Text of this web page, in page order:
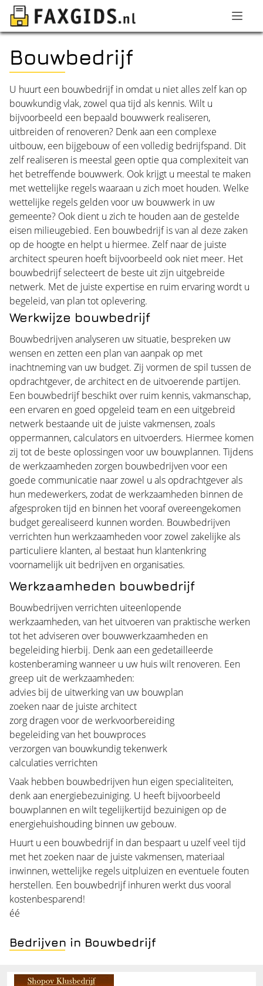
Bouwbedrijf
U huurt een bouwbedrijf in omdat u niet alles zelf kan op
bouwkundig vlak, zowel qua tijd als kennis. Wilt u
bijvoorbeeld een bepaald bouwwerk realiseren,
uitbreiden of renoveren? Denk aan een complexe
uitbouw, een bijgebouw of een volledig bedrijfspand. Dit
zelf realiseren is meestal geen optie qua complexiteit van
het betreffende bouwwerk. Ook krijgt u meestal te maken
met wettelijke regels waaraan u zich moet houden. Welke
wettelijke regels gelden voor uw bouwwerk in uw
gemeente? Ook dient u zich te houden aan de gestelde
eisen milieugebied. Een bouwbedrijf is van al deze zaken
op de hoogte en helpt u hiermee. Zelf naar de juiste
architect speuren hoeft bijvoorbeeld ook niet meer. Het
bouwbedrijf selecteert de beste uit zijn uitgebreide
netwerk. Met de juiste expertise en ruim ervaring wordt u
begeleid, van plan tot oplevering.
Werkwijze bouwbedrijf
Bouwbedrijven analyseren uw situatie, bespreken uw
wensen en zetten een plan van aanpak op met
inachtneming van uw budget. Zij vormen de spil tussen de
opdrachtgever, de architect en de uitvoerende partijen.
Een bouwbedrijf beschikt over ruim kennis, vakmanschap,
een ervaren en goed opgeleid team en een uitgebreid
netwerk bestaande uit de juiste vakmensen, zoals
oppermannen, calculators en uitvoerders. Hiermee komen
zij tot de beste oplossingen voor uw bouwplannen. Tijdens
de werkzaamheden zorgen bouwbedrijven voor een
goede communicatie naar zowel u als opdrachtgever als
hun medewerkers, zodat de werkzaamheden binnen de
afgesproken tijd en binnen het vooraf overeengekomen
budget gerealiseerd kunnen worden. Bouwbedrijven
verrichten hun werkzaamheden voor zowel zakelijke als
particuliere klanten, al bestaat hun klantenkring
voornamelijk uit bedrijven en organisaties.
Werkzaamheden bouwbedrijf
Bouwbedrijven verrichten uiteenlopende
werkzaamheden, van het uitvoeren van praktische werken
tot het adviseren over bouwwerkzaamheden en
begeleiding hierbij. Denk aan een gedetailleerde
kostenberaming wanneer u uw huis wilt renoveren. Een
greep uit de werkzaamheden:
advies bij de uitwerking van uw bouwplan
zoeken naar de juiste architect
zorg dragen voor de werkvoorbereiding
begeleiding van het bouwproces
verzorgen van bouwkundig tekenwerk
calculaties verrichten
Vaak hebben bouwbedrijven hun eigen specialiteiten,
denk aan energiebezuiniging. U heeft bijvoorbeeld
bouwplannen en wilt tegelijkertijd bezuinigen op de
energiehuishouding binnen uw gebouw.
Huurt u een bouwbedrijf in dan bespaart u uzelf veel tijd
met het zoeken naar de juiste vakmensen, materiaal
inwinnen, wettelijke regels uitpluizen en eventuele fouten
herstellen. Een bouwbedrijf inhuren werkt dus vooral
kostenbesparend!
éé
Bedrijven in Bouwbedrijf